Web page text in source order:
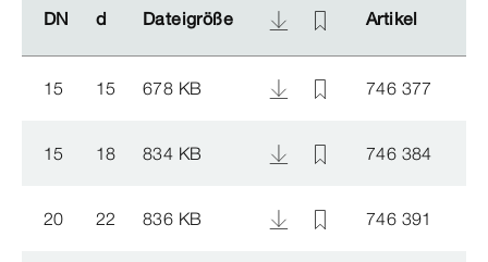
DN d Dateigröße Artikel
DN d Dateigröße Artikel
15 15 678 KB 746 377
15 18 834 KB 746 384
20 22 836 KB 746 391